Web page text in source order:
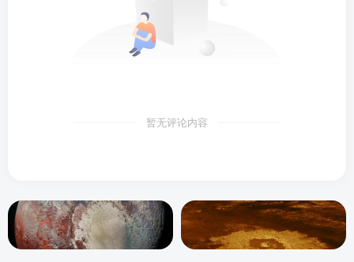
暂无评论内容